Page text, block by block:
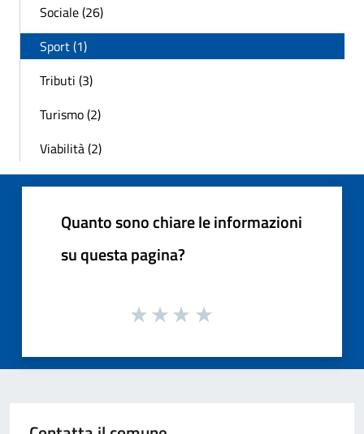
Sociale (26)
Sport (1)
Tributi (3)
Turismo (2)
Viabilità (2)
Quanto sono chiare le informazioni
su questa pagina?